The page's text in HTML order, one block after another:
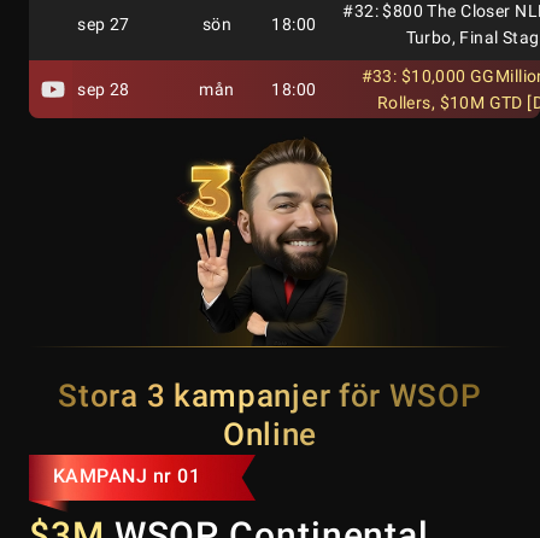
sep 27 sön 18:00
#32: $800 The Closer
Turbo, Final
sep 28 mån 18:00
#33: $10,000
Rollers, $10M GTD
Stora 3 kampanjer för WSOP
Online
KAMPANJ nr 01